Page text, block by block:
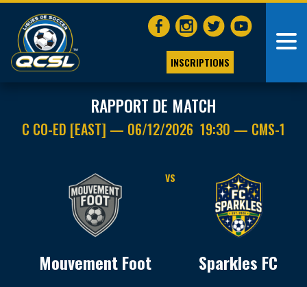
INSCRIPTIONS
RAPPORT DE MATCH
C CO-ED [EAST] — 06/12/2026 19:30 — CMS-1
Mouvement Foot
VS
Sparkles FC